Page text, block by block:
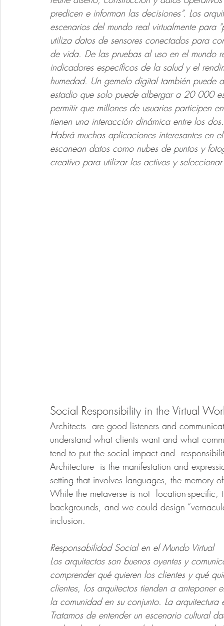
predicen e informan las decisiones”. Los
escenarios del mundo real virtualmente
utiliza datos de sensores conectados para
de vida. De las pruebas al uso en el mundo
indicadores específicos de la salud y el
humedad. Un gemelo digital también puede
estadio que solo puede albergar a 20 000
permitir que millones de usuarios participen
tienen una interacción dinámica entre los dos.
Habrá muchas aplicaciones interesantes en
escanean datos como nubes de puntos y
creativo para utilizar los activos y
Social Responsibility in the Virtual
Architects  are good listeners and
understand what clients want and what
tend to put the social impact and
Architecture  is the manifestation and
setting that involves languages, the
While the metaverse is not  location-
backgrounds, and we could design
inclusion.
Responsabilidad Social en el Mundo Virtual
Los arquitectos son buenos oyentes y
comprender qué quieren los clientes y qué
clientes, los arquitectos tienden a
la comunidad en su conjunto. La
Tratamos de entender un escenario cultural